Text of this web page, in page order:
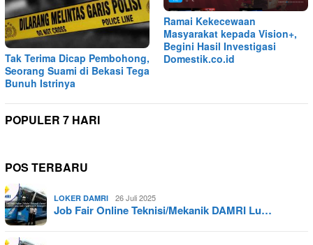
Tak Terima Dicap Pembohong,
Seorang Suami di Bekasi Tega
Bunuh Istrinya
Ramai Kekecewaan
Masyarakat kepada Vision+,
Begini Hasil Investigasi
Domestik.co.id
POPULER 7 HARI
POS TERBARU
LOKER DAMRI 26 Juli 2025
Job Fair Online Teknisi/Mekanik DAMRI Lu…